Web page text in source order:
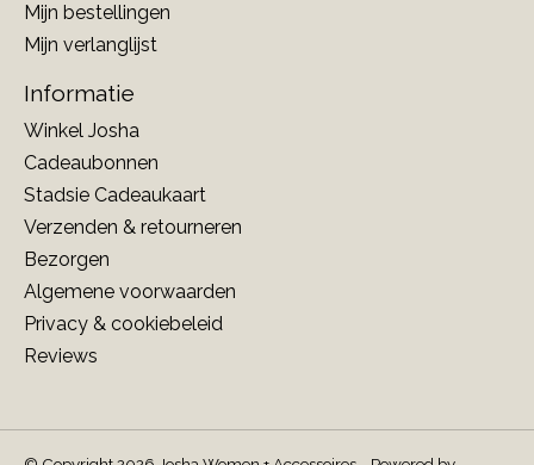
Mijn bestellingen
Mijn verlanglijst
Informatie
Winkel Josha
Cadeaubonnen
Stadsie Cadeaukaart
Verzenden & retourneren
Bezorgen
Algemene voorwaarden
Privacy & cookiebeleid
Reviews